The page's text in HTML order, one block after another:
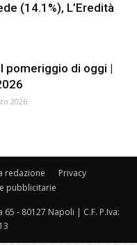
(14.1%), L’Eredità
pomeriggio di oggi |
2026
redazione
Privacy
pubblicitarie
- 80127 Napoli | C.F. P.Iva: